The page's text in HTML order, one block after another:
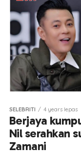
SELEBRITI 4 years lepas
Berjaya
Nil serahkan
Zamani